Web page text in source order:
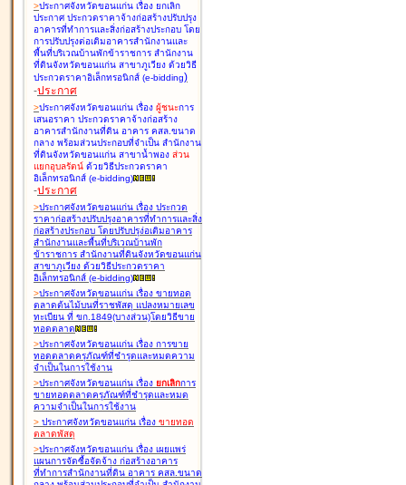
>ประกาศจังหวัดขอนแก่น เรื่อง ยกเลิก
ประกาศ ประกวดราคาจ้างก่อสร้างปรับปรุง
อาคารที่ทำการและสิ่งก่อสร้างประกอบ โดย
การปรับปรุงต่อเติมอาคารสำนักงานและ
พื้นที่บริเวณบ้านพักข้าราชการ สำนักงาน
ที่ดินจังหวัดขอนแก่น สาขาภูเวียง ด้วยวิธี
ประกวดราคาอิเล็กทรอนิกส์ (e-bidding)
-ประกาศ
>ประกาศจังหวัดขอนแก่น เรื่อง ผู้ชนะการ
เสนอราคา ประกวดราคาจ้างก่อสร้าง
อาคารสำนักงานที่ดิน อาคาร คสล.ขนาด
กลาง พร้อมส่วนประกอบที่จำเป็น สำนักงาน
ที่ดินจังหวัดขอนแก่น สาขาน้ำพอง ส่วน
แยกอุบลรัตน์ ด้วยวิธีประกวดราคา
อิเล็กทรอนิกส์ (e-bidding)
-ประกาศ
>ประกาศจังหวัดขอนแก่น เรื่อง ประกวด
ราคาก่อสร้างปรับปรุงอาคารที่ทำการและสิ่ง
ก่อสร้างประกอบ โดยปรับปรุง่อเติมอาคาร
สำนักงานและพื้นที่บริเวณบ้านพัก
ข้าราชการ สำนักงานที่ดินจังหวัดขอนแก่น
สาขาภูเวียง ด้วยวิธีประกวดราคา
อิเล็กทรอนิกส์ (e-bidding)
>ประกาศจังหวัดขอนแก่น เรื่อง ขายทอด
ตลาดต้นไม้บนที่ราชพัสดุ แปลงหมายเลข
ทะเบียน ที่ ขก.1849(บางส่วน)โดยวิธีขาย
ทอดตลาด
>ประกาศจังหวัดขอนแก่น เรื่อง การขาย
ทอดตลาดครุภัณฑ์ที่ชำรุดและหมดความ
จำเป็นในการใช้งาน
>ประกาศจังหวัดขอนแก่น เรื่อง ยกเลิกการ
ขายทอดตลาดครุภัณฑ์ที่ชำรุดและหมด
ความจำเป็นในการใช้งาน
> ประกาศจังหวัดขอนแก่น เรื่อง ขายทอด
ตลาดพัสดุ
>ประกาศจังหวัดขอนแก่น เรื่อง เผยแพร่
แผนการจัดซื้อจัดจ้าง ก่อสร้างอาคาร
ที่ทำการสำนักงานที่ดิน อาคาร คสล.ขนาด